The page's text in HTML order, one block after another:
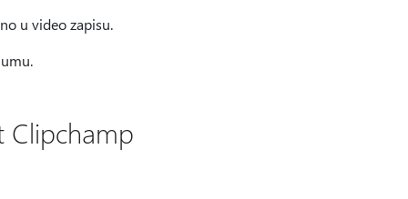
u video zapisu.
Clipchamp